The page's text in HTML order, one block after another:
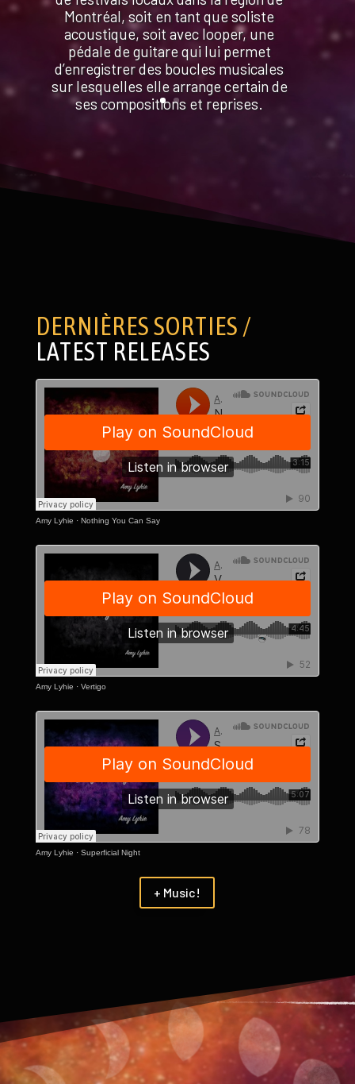
Montréal, soit en tant que soliste
acoustique, soit avec looper, une
pédale de guitare qui lui permet
d’enregistrer des boucles musicales
sur lesquelles elle arrange certain de
ses compositions et reprises.
DERNIÈRES SORTIES /
LATEST RELEASES
Amy Lyhie · Nothing You Can Say
Amy Lyhie · Vertigo
Amy Lyhie · Superficial Night
+ Music!